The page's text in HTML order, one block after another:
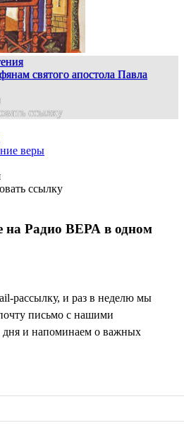
святого апостола Павла
веры
на Радио ВЕРА в одном
рассылку, и раз в неделю мы
письмо с нашими
дня и напоминаем о важных